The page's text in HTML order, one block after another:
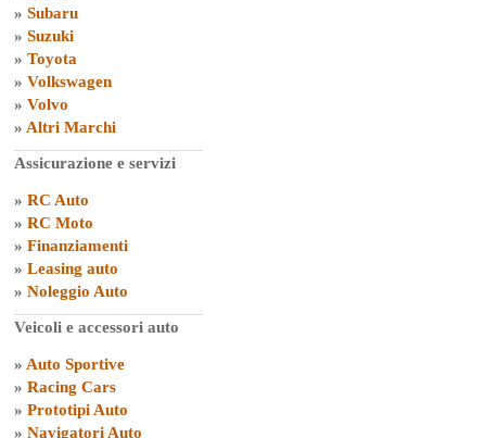
» Subaru
» Suzuki
» Toyota
» Volkswagen
» Volvo
» Altri Marchi
Assicurazione e servizi
» RC Auto
» RC Moto
» Finanziamenti
» Leasing auto
» Noleggio Auto
Veicoli e accessori auto
» Auto Sportive
» Racing Cars
» Prototipi Auto
» Navigatori Auto